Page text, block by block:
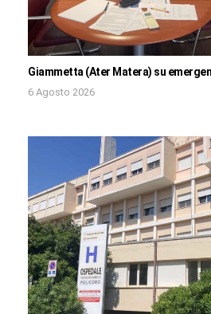
Giammetta (Ater Matera) su
6 Agosto 2026